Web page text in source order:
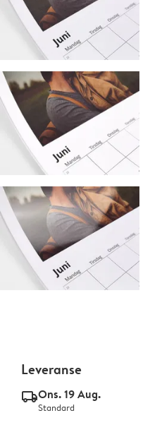
Leveranse
delivery_standard_v2Ons. 19 Aug.
Standard